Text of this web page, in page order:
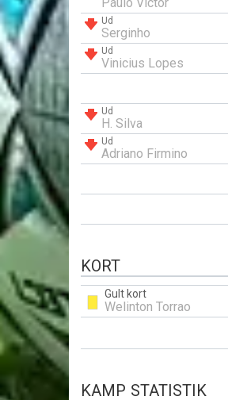
Ud
Serginho
Ud
Vinicius Lopes
Ud
H. Silva
Ud
Adriano Firmino
KORT
Gult kort
Welinton Torrao
KAMP STATISTIK